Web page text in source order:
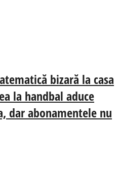
bizară la casa
la handbal aduce
dar abonamentele nu